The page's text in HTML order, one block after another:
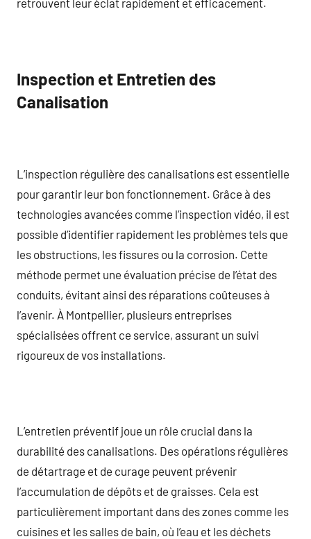
Inspection et Entretien des
Canalisation
L’inspection régulière des canalisations est essentielle
pour garantir leur bon fonctionnement. Grâce à des
technologies avancées comme l’inspection vidéo, il est
possible d’identifier rapidement les problèmes tels que
les obstructions, les fissures ou la corrosion. Cette
méthode permet une évaluation précise de l’état des
conduits, évitant ainsi des réparations coûteuses à
l’avenir. À Montpellier, plusieurs entreprises
spécialisées offrent ce service, assurant un suivi
rigoureux de vos installations.
L’entretien préventif joue un rôle crucial dans la
durabilité des canalisations. Des opérations régulières
de détartrage et de curage peuvent prévenir
l’accumulation de dépôts et de graisses. Cela est
particulièrement important dans des zones comme les
cuisines et les salles de bain, où l’eau et les déchets